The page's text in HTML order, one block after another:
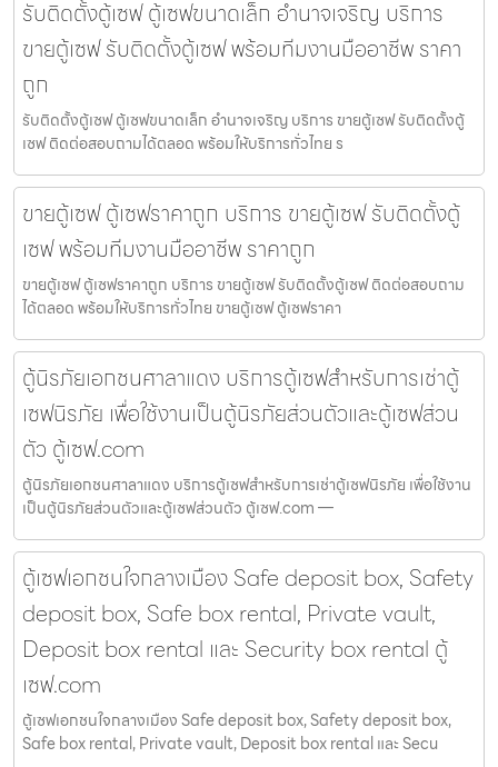
รับติดตั้งตู้เซฟ ตู้เซฟขนาดเล็ก อำนาจเจริญ บริการ
ขายตู้เซฟ รับติดตั้งตู้เซฟ พร้อมทีมงานมืออาชีพ ราคา
ถูก
รับติดตั้งตู้เซฟ ตู้เซฟขนาดเล็ก อำนาจเจริญ บริการ ขายตู้เซฟ รับติดตั้งตู้
เซฟ ติดต่อสอบถามได้ตลอด พร้อมให้บริการทั่วไทย ร
ขายตู้เซฟ ตู้เซฟราคาถูก บริการ ขายตู้เซฟ รับติดตั้งตู้
เซฟ พร้อมทีมงานมืออาชีพ ราคาถูก
ขายตู้เซฟ ตู้เซฟราคาถูก บริการ ขายตู้เซฟ รับติดตั้งตู้เซฟ ติดต่อสอบถาม
ได้ตลอด พร้อมให้บริการทั่วไทย ขายตู้เซฟ ตู้เซฟราคา
ตู้นิรภัยเอกชนศาลาแดง บริการตู้เซฟสำหรับการเช่าตู้
เซฟนิรภัย เพื่อใช้งานเป็นตู้นิรภัยส่วนตัวและตู้เซฟส่วน
ตัว ตู้เซฟ.com
ตู้นิรภัยเอกชนศาลาแดง บริการตู้เซฟสำหรับการเช่าตู้เซฟนิรภัย เพื่อใช้งาน
เป็นตู้นิรภัยส่วนตัวและตู้เซฟส่วนตัว ตู้เซฟ.com —
ตู้เซฟเอกชนใจกลางเมือง Safe deposit box, Safety
deposit box, Safe box rental, Private vault,
Deposit box rental และ Security box rental ตู้
เซฟ.com
ตู้เซฟเอกชนใจกลางเมือง Safe deposit box, Safety deposit box,
Safe box rental, Private vault, Deposit box rental และ Secu